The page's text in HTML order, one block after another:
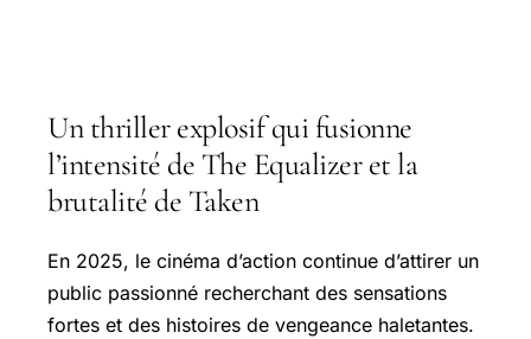
Un thriller explosif qui fusionne
l’intensité de The Equalizer et la
brutalité de Taken
En 2025, le cinéma d’action continue d’attirer un
public passionné recherchant des sensations
fortes et des histoires de vengeance haletantes.